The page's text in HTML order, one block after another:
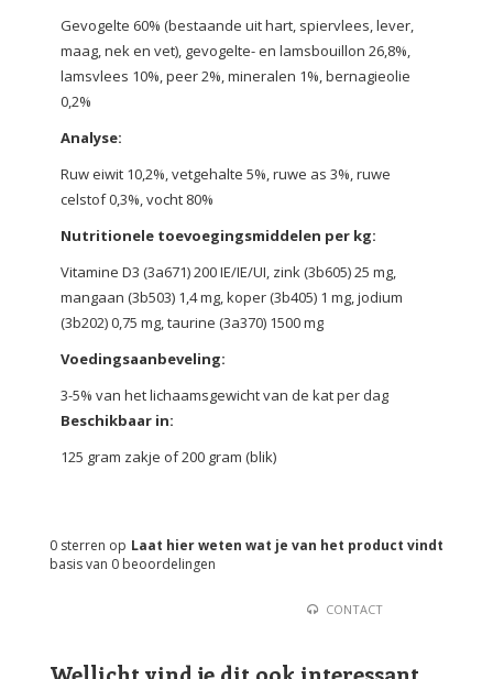
Gevogelte 60% (bestaande uit hart, spiervlees, lever,
maag, nek en vet), gevogelte- en lamsbouillon 26,8%,
lamsvlees 10%, peer 2%, mineralen 1%, bernagieolie
0,2%
Analyse:
Ruw eiwit 10,2%, vetgehalte 5%, ruwe as 3%, ruwe
celstof 0,3%, vocht 80%
Nutritionele toevoegingsmiddelen per kg:
Vitamine D3 (3a671) 200 IE/IE/UI, zink (3b605) 25 mg,
mangaan (3b503) 1,4 mg, koper (3b405) 1 mg, jodium
(3b202) 0,75 mg, taurine (3a370) 1500 mg
Voedingsaanbeveling:
3-5% van het lichaamsgewicht van de kat per dag
Beschikbaar in:
125 gram zakje of 200 gram (blik)
Laat hier weten wat je van het product vindt
0 sterren op
basis van 0 beoordelingen
CONTACT
Wellicht vind je dit ook interessant